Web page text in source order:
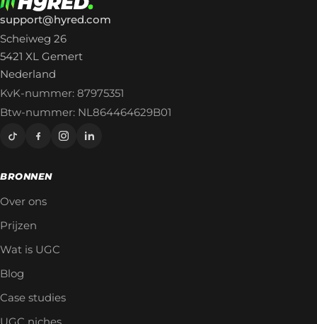
support@hyred.com
Scheiweg 26
5421 XL Gemert
Nederland
KvK-nummer: 87975351
Btw-nummer: NL864464629B01
BRONNEN
Over ons
Prijzen
Wat is UGC
Blog
Case studies